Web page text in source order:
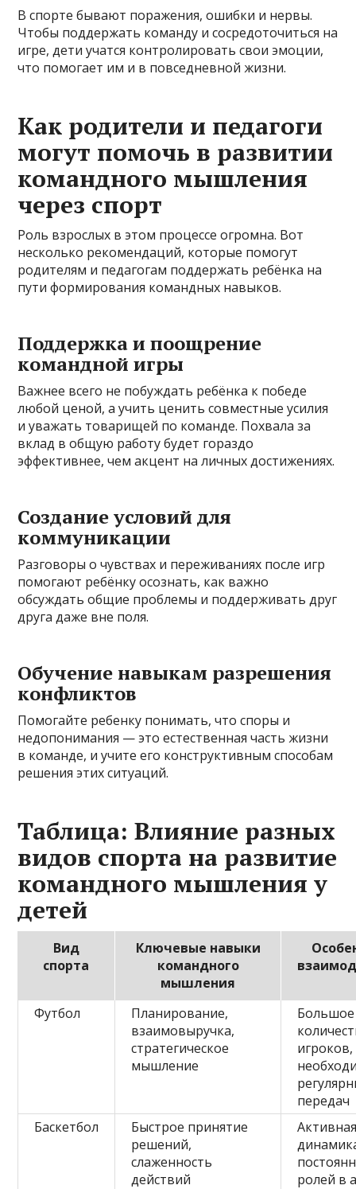
В спорте бывают поражения, ошибки и нервы.
Чтобы поддержать команду и сосредоточиться на
игре, дети учатся контролировать свои эмоции,
что помогает им и в повседневной жизни.
Как родители и педагоги
могут помочь в развитии
командного мышления
через спорт
Роль взрослых в этом процессе огромна. Вот
несколько рекомендаций, которые помогут
родителям и педагогам поддержать ребёнка на
пути формирования командных навыков.
Поддержка и поощрение
командной игры
Важнее всего не побуждать ребёнка к победе
любой ценой, а учить ценить совместные усилия
и уважать товарищей по команде. Похвала за
вклад в общую работу будет гораздо
эффективнее, чем акцент на личных достижениях.
Создание условий для
коммуникации
Разговоры о чувствах и переживаниях после игр
помогают ребёнку осознать, как важно
обсуждать общие проблемы и поддерживать друг
друга даже вне поля.
Обучение навыкам разрешения
конфликтов
Помогайте ребенку понимать, что споры и
недопонимания — это естественная часть жизни
в команде, и учите его конструктивным способам
решения этих ситуаций.
Таблица: Влияние разных
видов спорта на развитие
командного мышления у
детей
Вид
спорта
Ключевые навыки
командного
мышления
Футбол
Планирование,
взаимовыручка,
стратегическое
мышление
Большое
игроков,
передач
Баскетбол
Быстрое принятие
решений,
слаженность
действий
ролей в